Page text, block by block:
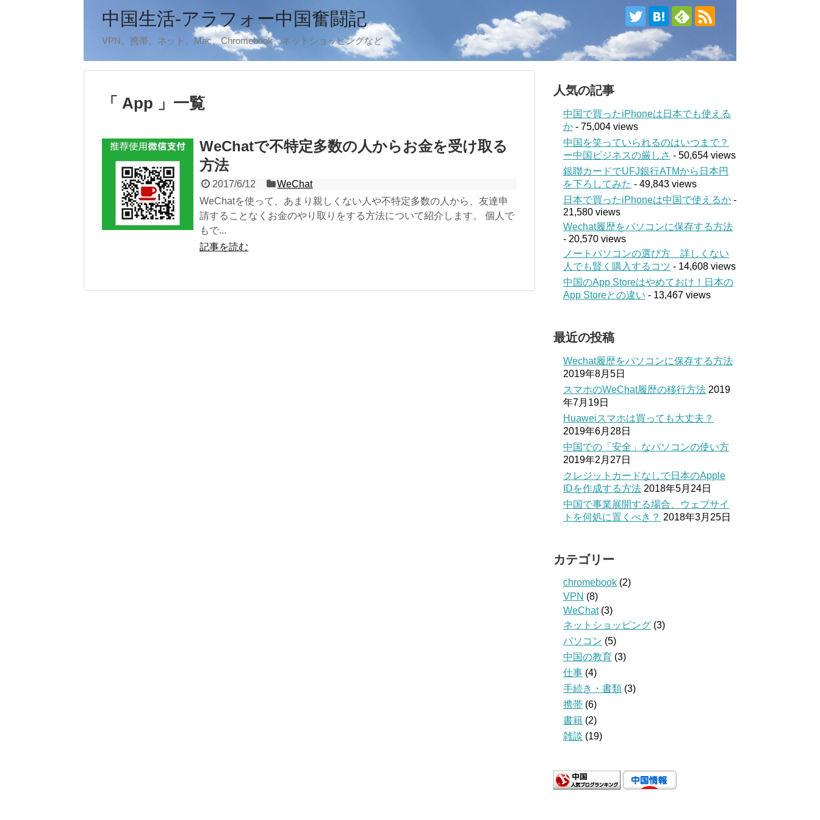
中国生活-アラフォー中国奮闘記
VPN、携帯、ネット、Mac、Chromebook、ネットショッピングなど
「 App 」一覧
WeChatで不特定多数の人からお金を受け取る
方法
2017/6/12
WeChat
WeChatを使って、あまり親しくない人や不特定多数の人から、友達申
請することなくお金のやり取りをする方法について紹介します。 個人で
もで...
記事を読む
人気の記事
中国で買ったiPhoneは日本でも使える
か - 75,004 views
中国を笑っていられるのはいつまで？
ー中国ビジネスの厳しさ - 50,654 views
銀聯カードでUFJ銀行ATMから日本円
を下ろしてみた - 49,843 views
日本で買ったiPhoneは中国で使えるか -
21,580 views
Wechat履歴をパソコンに保存する方法
- 20,570 views
ノートパソコンの選び方 詳しくない
人でも賢く購入するコツ - 14,608 views
中国のApp Storeはやめておけ！日本の
App Storeとの違い - 13,467 views
最近の投稿
Wechat履歴をパソコンに保存する方法
2019年8月5日
スマホのWeChat履歴の移行方法 2019
年7月19日
Huaweiスマホは買っても大丈夫？
2019年6月28日
中国での「安全」なパソコンの使い方
2019年2月27日
クレジットカードなしで日本のApple
IDを作成する方法 2018年5月24日
中国で事業展開する場合、ウェブサイ
トを何処に置くべき？ 2018年3月25日
カテゴリー
chromebook (2)
VPN (8)
WeChat(3)
ネットショッピング (3)
パソコン (5)
中国の教育 (3)
仕事 (4)
手続き・書類 (3)
携帯 (6)
書籍 (2)
雑談 (19)